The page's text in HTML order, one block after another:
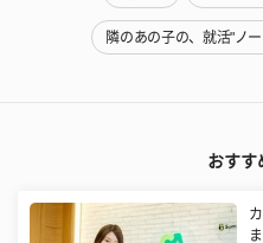
隣のあの子の、就活"ノ
おすす